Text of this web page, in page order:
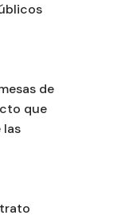
de
que
las